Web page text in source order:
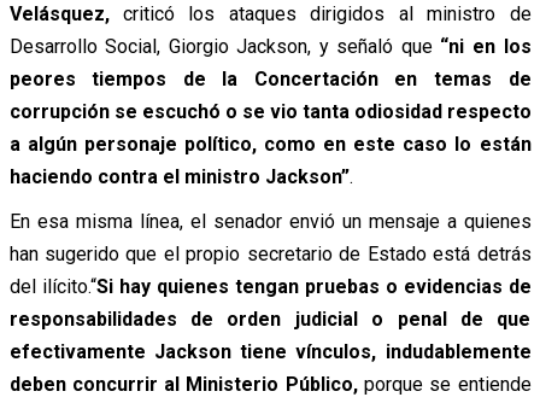
Velásquez,criticó los ataques dirigidos al ministro de
Desarrollo Social, Giorgio Jackson, y señaló que“ni en los
peores tiempos de la Concertación en temas de
corrupción se escuchó o se vio tanta odiosidad respecto
a algún personaje político, como en este caso lo están
haciendo contra el ministro Jackson”.
En esa misma línea, el senador envió un mensaje a quienes
han sugerido que el propio secretario de Estado está detrás
del ilícito.“Si hay quienes tengan pruebas o evidencias de
responsabilidades de orden judicial o penal de que
efectivamente Jackson tiene vínculos, indudablemente
deben concurrir al Ministerio Público,porque se entiende